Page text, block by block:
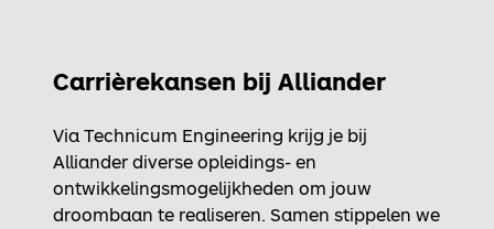
Carrièrekansen bij Alliander
Via Technicum Engineering krijg je bij
Alliander diverse opleidings- en
ontwikkelingsmogelijkheden om jouw
droombaan te realiseren. Samen stippelen we